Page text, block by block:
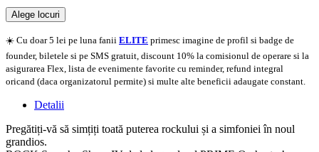
Alege locuri
☀️ Cu doar 5 lei pe luna fanii ELITE primesc imagine de profil si badge de
founder, biletele si pe SMS gratuit, discount 10% la comisionul de operare si la
asigurarea Flex, lista de evenimente favorite cu reminder, refund integral
oricand (daca organizatorul permite) si multe alte beneficii adaugate constant.
Detalii
Pregătiți-vă să simțiți toată puterea rockului și a simfoniei în noul
grandios.